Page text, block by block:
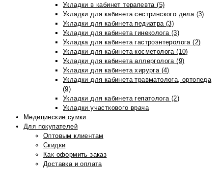
Укладки в кабинет терапевта (5)
Укладки для кабинета сестринского дела (3)
Укладки для кабинета педиатра (3)
Укладки для кабинета гинеколога (3)
Укладка для кабинета гастроэнтеролога (2)
Укладки для кабинета косметолога (10)
Укладки для кабинета аллерголога (9)
Укладки для кабинета хирурга (4)
Укладки для кабинета травматолога, ортопеда
(9)
Укладки для кабинета гепатолога (2)
Укладки участкового врача
Медицинские сумки
Для покупателей
Оптовым клиентам
Скидки
Как оформить заказ
Доставка и оплата